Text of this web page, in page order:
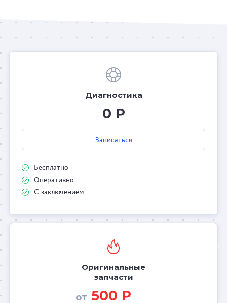
Диагностика
0 Р
Записаться
Бесплатно
Оперативно
С заключением
Оригинальные
запчасти
от 500 Р